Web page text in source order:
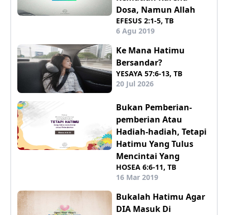
Dosa, Namun Allah
EFESUS 2:1-5, TB
6 Agu 2019
Ke Mana Hatimu
Bersandar?
YESAYA 57:6-13, TB
20 Jul 2026
Bukan Pemberian-
pemberian Atau
Hadiah-hadiah, Tetapi
Hatimu Yang Tulus
Mencintai Yang
HOSEA 6:6-11, TB
16 Mar 2019
Bukalah Hatimu Agar
DIA Masuk Di